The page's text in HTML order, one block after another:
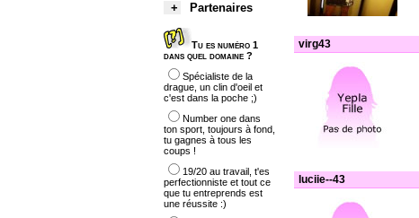
virg43
luciie--43
+
Partenaires
Tu es numéro 1
dans quel domaine ?
Spécialiste de la
drague, un clin d'oeil et
c'est dans la poche ;)
Number one dans
ton sport, toujours à fond,
tu gagnes à tous les
coups !
19/20 au travail, t'es
perfectionniste et tout ce
que tu entreprends est
une réussite :)